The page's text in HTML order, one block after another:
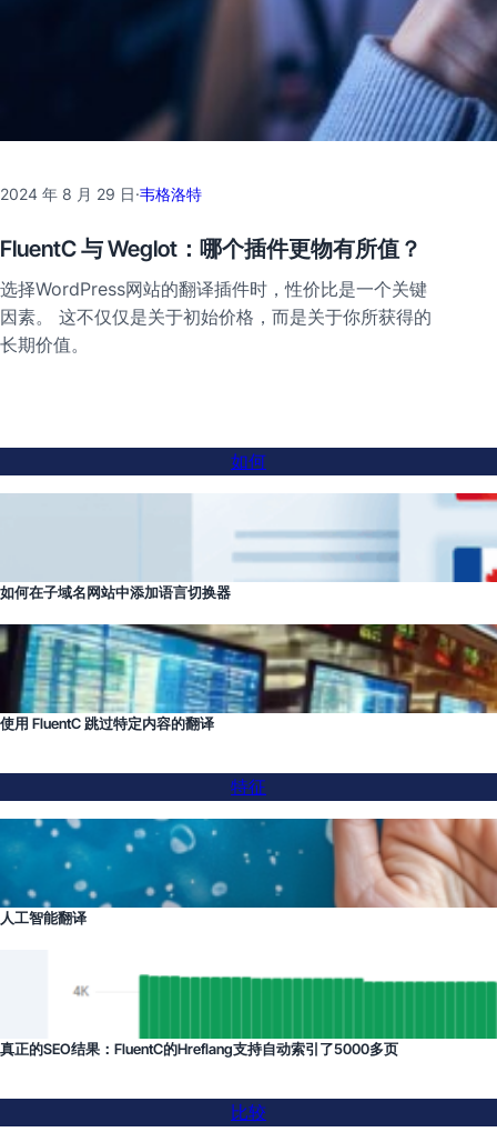
2024 年 8 月 29 日·韦格洛特
FluentC 与 Weglot：哪个插件更物有所值？
选择WordPress网站的翻译插件时，性价比是一个关键
因素。 这不仅仅是关于初始价格，而是关于你所获得的
长期价值。
如何
如何在子域名网站中添加语言切换器
使用 FluentC 跳过特定内容的翻译
特征
人工智能翻译
真正的SEO结果：FluentC的Hreflang支持自动索引了5000多页
比较